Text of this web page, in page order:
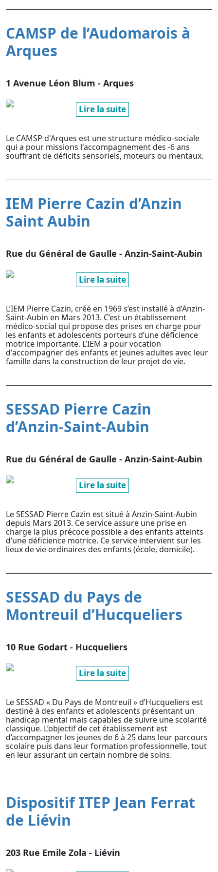
CAMSP de l’Audomarois à
Arques
1 Avenue Léon Blum - Arques
Lire la suite
Le CAMSP d'Arques est une structure médico-sociale
qui a pour missions l'accompagnement des -6 ans
souffrant de déficits sensoriels, moteurs ou mentaux.
IEM Pierre Cazin d’Anzin
Saint Aubin
Rue du Général de Gaulle - Anzin-Saint-Aubin
Lire la suite
L’IEM Pierre Cazin, créé en 1969 s’est installé à d’Anzin-
Saint-Aubin en Mars 2013. C’est un établissement
médico-social qui propose des prises en charge pour
les enfants et adolescents porteurs d’une déficience
motrice importante. L’IEM a pour vocation
d'accompagner des enfants et jeunes adultes avec leur
famille dans la construction de leur projet de vie.
SESSAD Pierre Cazin
d’Anzin-Saint-Aubin
Rue du Général de Gaulle - Anzin-Saint-Aubin
Lire la suite
Le SESSAD Pierre Cazin est situé à Anzin-Saint-Aubin
depuis Mars 2013. Ce service assure une prise en
charge la plus précoce possible a des enfants atteints
d’une déficience motrice. Ce service intervient sur les
lieux de vie ordinaires des enfants (école, domicile).
SESSAD du Pays de
Montreuil d’Hucqueliers
10 Rue Godart - Hucqueliers
Lire la suite
Le SESSAD « Du Pays de Montreuil » d’Hucqueliers est
destiné à des enfants et adolescents présentant un
handicap mental mais capables de suivre une scolarité
classique. L’objectif de cet établissement est
d’accompagner les jeunes de 6 à 25 dans leur parcours
scolaire puis dans leur formation professionnelle, tout
en leur assurant un certain nombre de soins.
Dispositif ITEP Jean Ferrat
de Liévin
203 Rue Emile Zola - Liévin